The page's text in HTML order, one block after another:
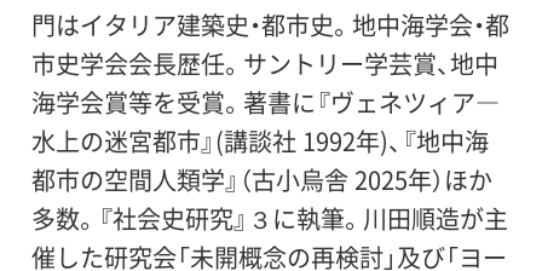
門はイタリア建築史・都市史。地中海学会・都
市史学会会長歴任。サントリー学芸賞、地中
海学会賞等を受賞。著書に『ヴェネツィア―
水上の迷宮都市』(講談社 1992年)、『地中海
都市の空間人類学』（古小烏舎 2025年）ほか
多数。『社会史研究』３に執筆。川田順造が主
催した研究会「未開概念の再検討」及び「ヨー